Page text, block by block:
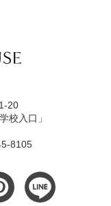
20
校入口」
8105